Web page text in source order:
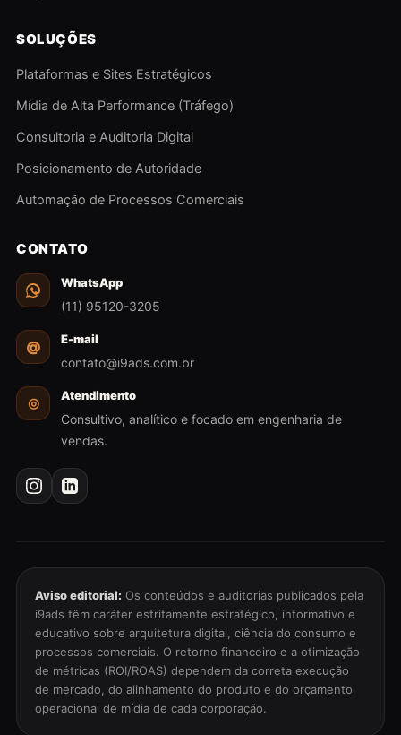
SOLUÇÕES
Plataformas e Sites Estratégicos
Mídia de Alta Performance (Tráfego)
Consultoria e Auditoria Digital
Posicionamento de Autoridade
Automação de Processos Comerciais
CONTATO
WhatsApp
(11) 95120-3205
@ E-mail
contato@i9ads.com.br
◎ Atendimento
Consultivo, analítico e focado em engenharia de
vendas.
Aviso editorial: Os conteúdos e auditorias publicados pela
i9ads têm caráter estritamente estratégico, informativo e
educativo sobre arquitetura digital, ciência do consumo e
processos comerciais. O retorno financeiro e a otimização
de métricas (ROI/ROAS) dependem da correta execução
de mercado, do alinhamento do produto e do orçamento
operacional de mídia de cada corporação.